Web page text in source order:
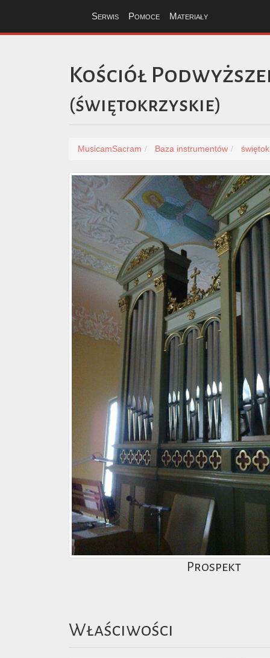
Serwis Pomoce Materiały
Kościół
(świętokrzyskie)
MusicamSacram Baza instrumentów
Prospekt
Właściwości